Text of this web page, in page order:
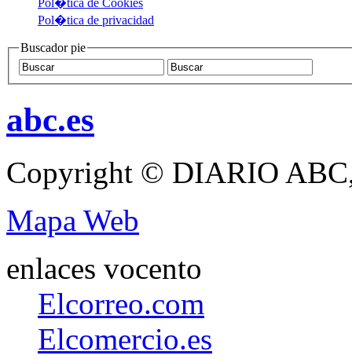
Pol�tica de privacidad
Buscador pie
abc.es
Copyright © DIARIO
Mapa Web
enlaces vocento
Elcorreo.com
Elcomercio.es